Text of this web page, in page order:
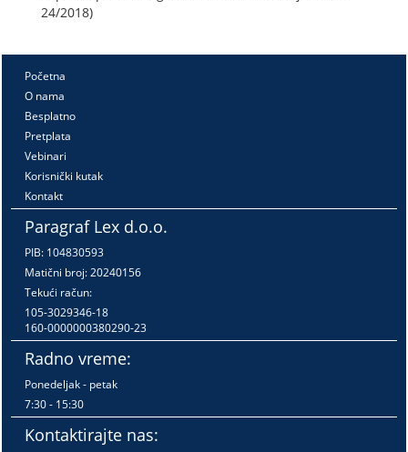
24/2018)
Početna
O nama
Besplatno
Pretplata
Vebinari
Korisnički kutak
Kontakt
Paragraf Lex d.o.o.
PIB: 104830593
Matični broj: 20240156
Tekući račun:
105-3029346-18
160-0000000380290-23
Radno vreme:
Ponedeljak - petak
7:30 - 15:30
Kontaktirajte nas: